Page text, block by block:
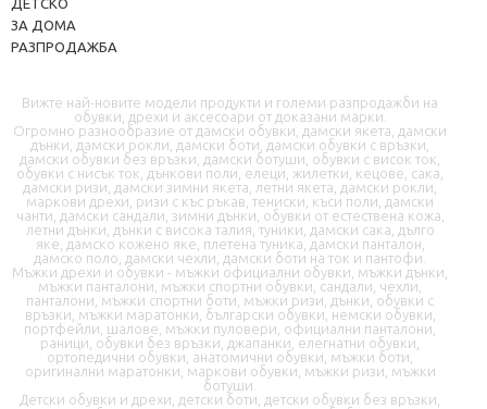
ДЕТСКО
ЗА ДОМА
РАЗПРОДАЖБА
Вижте най-новите модели продукти и големи разпродажби на
обувки, дрехи и аксесоари от доказани марки.
Огромно разнообразие от дамски обувки, дамски якета, дамски
дънки, дамски рокли, дамски боти, дамски обувки с връзки,
дамски обувки без връзки, дамски ботуши, обувки с висок ток,
обувки с нисък ток, дънкови поли, елеци, жилетки, кецове, сака,
дамски ризи, дамски зимни якета, летни якета, дамски рокли,
маркови дрехи, ризи с къс ръкав, тениски, къси поли, дамски
чанти, дамски сандали, зимни дънки, обувки от естествена кожа,
летни дънки, дънки с висока талия, туники, дамски сака, дълго
яке, дамско кожено яке, плетена туника, дамски панталон,
дамско поло, дамски чехли, дамски боти на ток и пантофи.
Мъжки дрехи и обувки - мъжки официални обувки, мъжки дънки,
мъжки панталони, мъжки спортни обувки, сандали, чехли,
панталони, мъжки спортни боти, мъжки ризи, дънки, обувки с
връзки, мъжки маратонки, български обувки, немски обувки,
портфейли, шалове, мъжки пуловери, официални панталони,
раници, обувки без връзки, джапанки, елегнатни обувки,
ортопедични обувки, анатомични обувки, мъжки боти,
оригинални маратонки, маркови обувки, мъжки ризи, мъжки
ботуши.
Детски обувки и дрехи, детски боти, детски обувки без връзки,
📦 Информация за доставка
🔄 Подмяна и връщания
❓ Въпроси и отговори